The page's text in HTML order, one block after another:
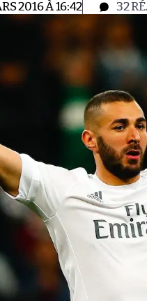
2016 À 16:42 32